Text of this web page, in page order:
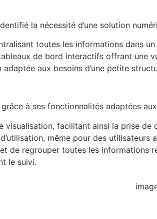
la nécessité d’une solution
toutes les informations dans
de bord interactifs offrant une
adaptée aux besoins d’une petite
à ses fonctionnalités adaptées
visualisation, facilitant ainsi la prise de
même pour des utilisateurs
de regrouper toutes les informations
le suivi.